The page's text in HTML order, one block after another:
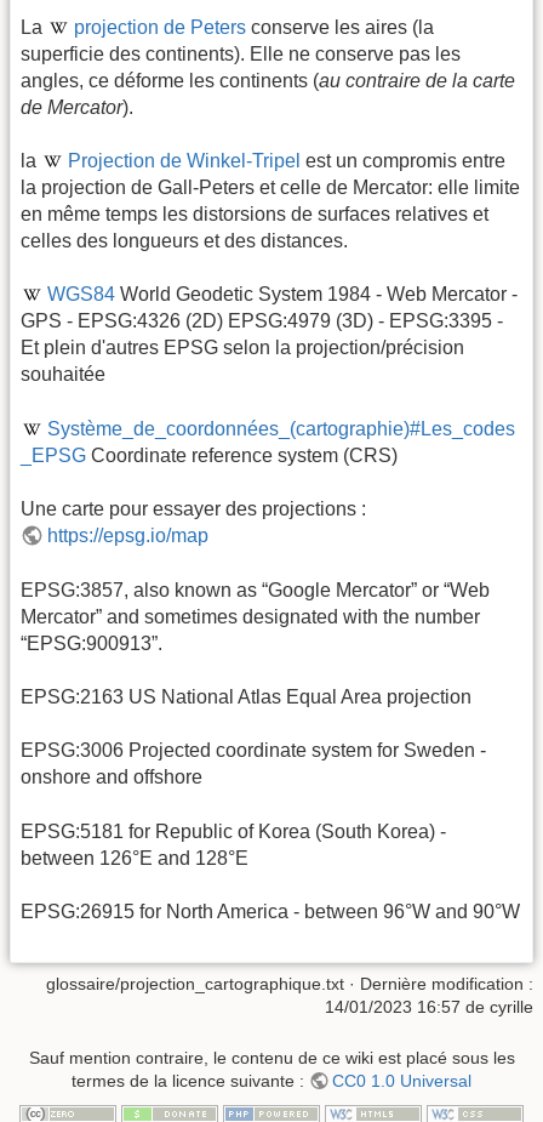
La projection de Peters conserve les aires (la
superficie des continents). Elle ne conserve pas les
angles, ce déforme les continents (au contraire de la carte
de Mercator).
la Projection de Winkel-Tripel est un compromis entre
la projection de Gall-Peters et celle de Mercator: elle limite
en même temps les distorsions de surfaces relatives et
celles des longueurs et des distances.
WGS84 World Geodetic System 1984 - Web Mercator -
GPS - EPSG:4326 (2D) EPSG:4979 (3D) - EPSG:3395 -
Et plein d'autres EPSG selon la projection/précision
souhaitée
Système_de_coordonnées_(cartographie)#Les_codes
_EPSG Coordinate reference system (CRS)
Une carte pour essayer des projections :
https://epsg.io/map
EPSG:3857, also known as “Google Mercator” or “Web
Mercator” and sometimes designated with the number
“EPSG:900913”.
EPSG:2163 US National Atlas Equal Area projection
EPSG:3006 Projected coordinate system for Sweden -
onshore and offshore
EPSG:5181 for Republic of Korea (South Korea) -
between 126°E and 128°E
EPSG:26915 for North America - between 96°W and 90°W
glossaire/projection_cartographique.txt · Dernière modification :
14/01/2023 16:57 de cyrille
Sauf mention contraire, le contenu de ce wiki est placé sous les
termes de la licence suivante :
CC0 1.0 Universal